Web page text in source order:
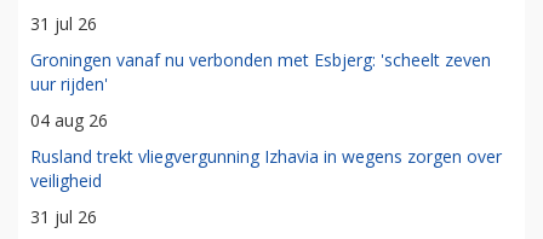
31 jul 26
Groningen vanaf nu verbonden met Esbjerg: 'scheelt zeven
uur rijden'
04 aug 26
Rusland trekt vliegvergunning Izhavia in wegens zorgen over
veiligheid
31 jul 26